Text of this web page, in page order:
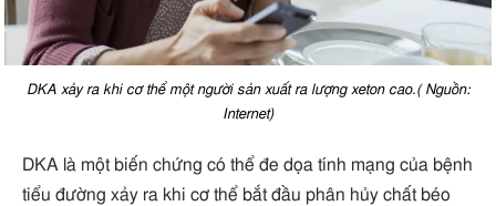
DKA xảy ra khi cơ thể một người sản xuất ra lượng xeton cao.( Nguồn:
Internet)
DKA là một biến chứng có thể đe dọa tính mạng của bệnh
tiểu đường xảy ra khi cơ thể bắt đầu phân hủy chất béo